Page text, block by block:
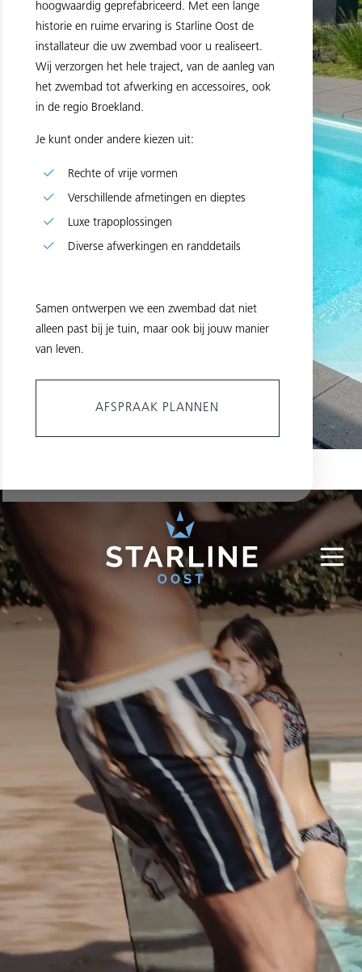
hoogwaardig geprefabriceerd. Met een lange
historie en ruime ervaring is Starline Oost de
installateur die uw zwembad voor u realiseert.
Wij verzorgen het hele traject, van de aanleg van
het zwembad tot afwerking en accessoires, ook
in de regio Broekland.
Je kunt onder andere kiezen uit:
Rechte of vrije vormen
Verschillende afmetingen en dieptes
Luxe trapoplossingen
Diverse afwerkingen en randdetails
Samen ontwerpen we een zwembad dat niet
alleen past bij je tuin, maar ook bij jouw manier
van leven.
AFSPRAAK PLANNEN